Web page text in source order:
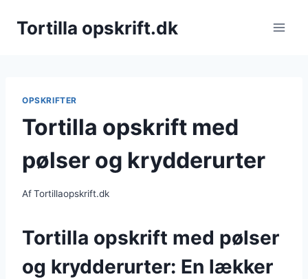
Tortilla opskrift.dk
OPSKRIFTER
Tortilla opskrift med
pølser og krydderurter
AfTortillaopskrift.dk
Tortilla opskrift med pølser
og krydderurter: En lækker